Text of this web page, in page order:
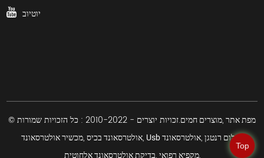
יוטיוב
© זכויות יוצרים - 2010-2022 : כל הזכויות שמורות.מוצרים חמים, מפת אתר
מכשיר אולטרסאונד, אולטרסאונד בכיס, Usb אולטרסאונד, צילום רנטגן ,
בדיקת אולטרסאונד אלחוטית מקפיא רפואי
Top